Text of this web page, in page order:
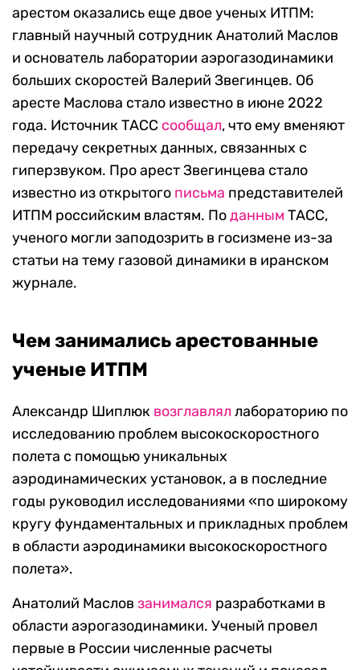
арестом оказались еще двое ученых ИТПМ:
главный научный сотрудник Анатолий Маслов
и основатель лаборатории аэрогазодинамики
больших скоростей Валерий Звегинцев. Об
аресте Маслова стало известно в июне 2022
года. Источник ТАСС сообщал, что ему вменяют
передачу секретных данных, связанных с
гиперзвуком. Про арест Звегинцева стало
известно из открытого письма представителей
ИТПМ российским властям. Поданным ТАСС,
ученого могли заподозрить в госизмене из-за
статьи на тему газовой динамики в иранском
журнале.
Чем занимались арестованные
ученые ИТПМ
Александр Шиплюк возглавлял лабораторию по
исследованию проблем высокоскоростного
полета с помощью уникальных
аэродинамических установок, а в последние
годы руководил исследованиями «по широкому
кругу фундаментальных и прикладных проблем
в области аэродинамики высокоскоростного
полета».
Анатолий Маслов занимался разработками в
области аэрогазодинамики. Ученый провел
первые в России численные расчеты